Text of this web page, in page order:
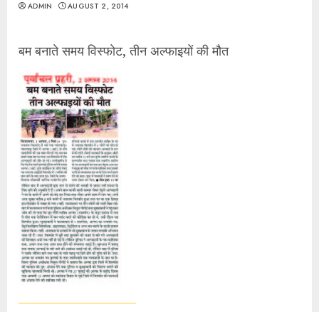
ADMIN AUGUST 2, 2014
बम बनाते समय विस्फोट, तीन अल्फाइयों की मौत